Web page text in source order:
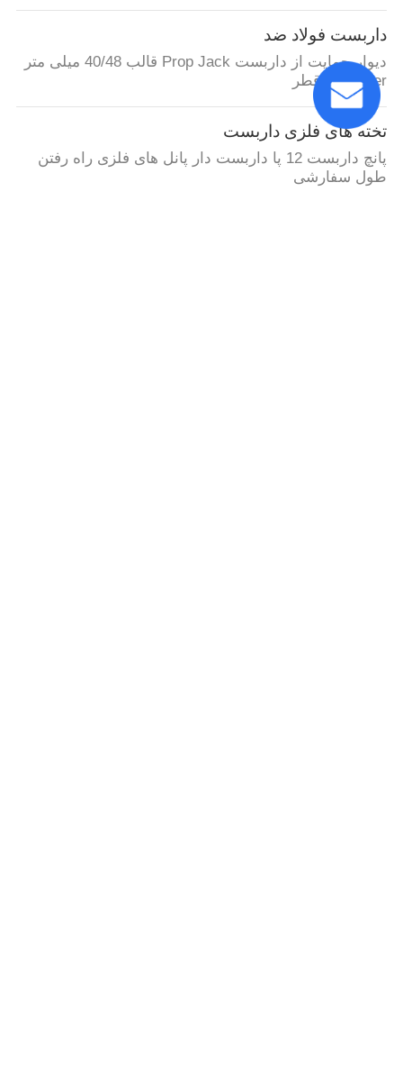
داربست فولاد ضد
دیوار حمایت از داربست Prop Jack قالب 40/48 میلی متر
Nner لوله قطر
تخته های فلزی داربست
پانچ داربست 12 پا داربست دار پانل های فلزی راه رفتن
طول سفارشی